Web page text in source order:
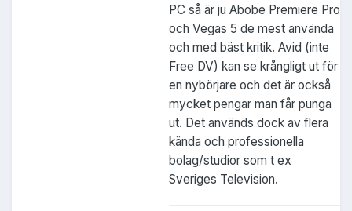
PC så är ju Abobe Premiere Pro
och Vegas 5 de mest använda
och med bäst kritik. Avid (inte
Free DV) kan se krångligt ut för
en nybörjare och det är också
mycket pengar man får punga
ut. Det används dock av flera
kända och professionella
bolag/studior som t ex
Sveriges Television.